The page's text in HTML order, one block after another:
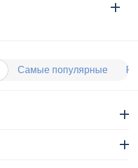
Самые популярные